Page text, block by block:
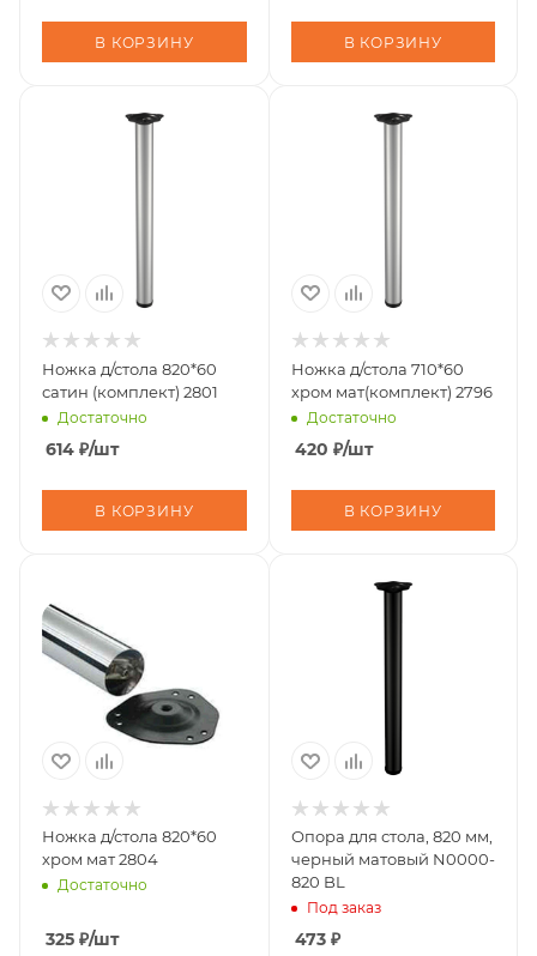
В КОРЗИНУ В КОРЗИНУ
Ножка д/стола 820*60
сатин (комплект) 2801
Достаточно
614 ₽/шт
В КОРЗИНУ
Ножка д/стола 710*60
хром мат(комплект) 2796
Достаточно
420 ₽/шт
В КОРЗИНУ
Ножка д/стола 820*60
хром мат 2804
Достаточно
325 ₽/шт
Опора для стола, 820 мм,
черный матовый N0000-
820 BL
Под заказ
473₽